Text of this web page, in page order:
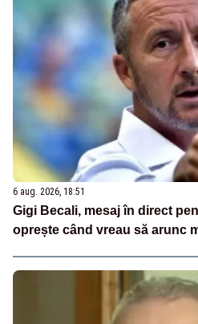
6 aug. 2026, 18:51
Gigi Becali, mesaj în direct
oprește când vreau să arunc